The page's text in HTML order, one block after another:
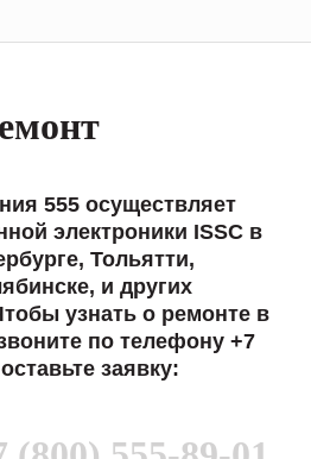
555 осуществляет
электроники ISSC в
Тольятти,
и других
узнать о ремонте в
по телефону +7
заявку: